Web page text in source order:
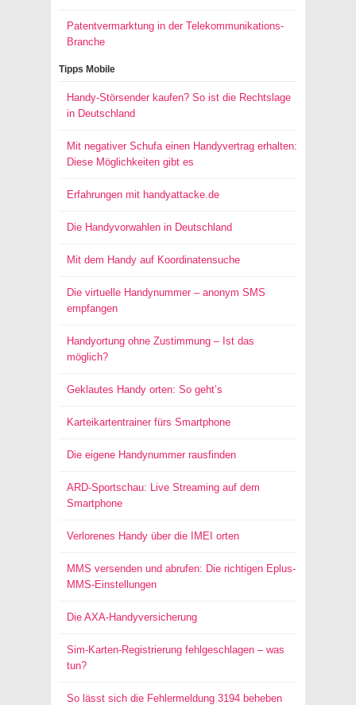
Patentvermarktung in der Telekommunikations-
Branche
Tipps Mobile
Handy-Störsender kaufen? So ist die Rechtslage
in Deutschland
Mit negativer Schufa einen Handyvertrag erhalten:
Diese Möglichkeiten gibt es
Erfahrungen mit handyattacke.de
Die Handyvorwahlen in Deutschland
Mit dem Handy auf Koordinatensuche
Die virtuelle Handynummer – anonym SMS
empfangen
Handyortung ohne Zustimmung – Ist das
möglich?
Geklautes Handy orten: So geht’s
Karteikartentrainer fürs Smartphone
Die eigene Handynummer rausfinden
ARD-Sportschau: Live Streaming auf dem
Smartphone
Verlorenes Handy über die IMEI orten
MMS versenden und abrufen: Die richtigen Eplus-
MMS-Einstellungen
Die AXA-Handyversicherung
Sim-Karten-Registrierung fehlgeschlagen – was
tun?
So lässt sich die Fehlermeldung 3194 beheben